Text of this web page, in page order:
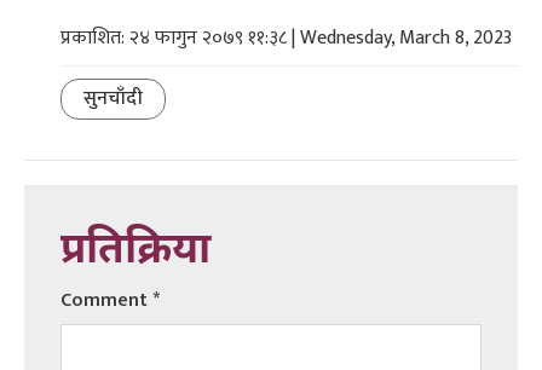
प्रकाशित: २४ फागुन २०७९ ११:३८ | Wednesday, March 8, 2023
सुनचाँदी
प्रतिक्रिया
Comment*